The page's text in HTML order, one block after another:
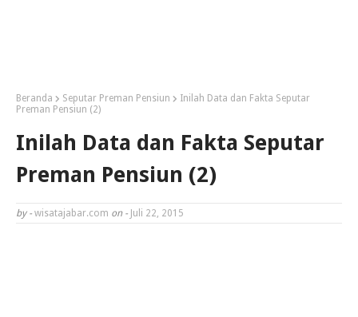
Beranda Seputar Preman Pensiun
Inilah Data dan Fakta Seputar
Preman Pensiun (2)
Inilah Data dan Fakta Seputar
Preman Pensiun (2)
by - wisatajabar.com on - Juli 22, 2015